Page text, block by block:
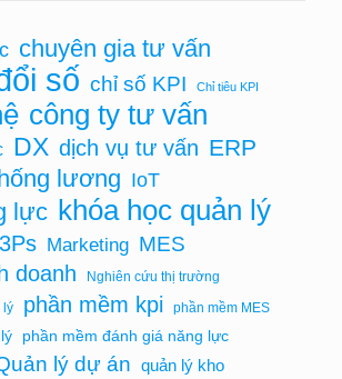
chuyên gia tư vấn
số chỉ số KPI Chỉ tiêu KPI
công ty tư vấn
DX dịch vụ tư vấn ERP
lương IoT
lực khóa học quản lý
Marketing MES
doanh
Nghiên cứu thị trường
lý
phần mềm kpi phần mềm MES
phần mềm đánh giá năng lực
lý dự án quản lý kho